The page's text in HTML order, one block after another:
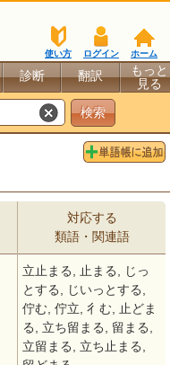
ホーム
ログイン
使い方
診断 翻訳
もっと
見る
対応する
類語・関連語
立止まる, 止まる, じっ
とする, じいっとする,
佇む, 佇立, 彳む, 止どま
る, 立ち留まる, 留まる,
立留まる, 立ち止まる,